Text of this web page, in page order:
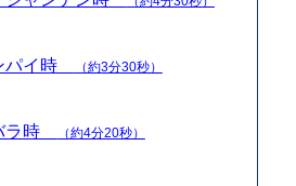
パイ時 （約3分30秒）
ラ時 （約4分20秒）